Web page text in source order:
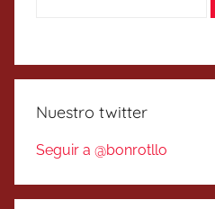
Nuestro twitter
Seguir a @bonrotllo